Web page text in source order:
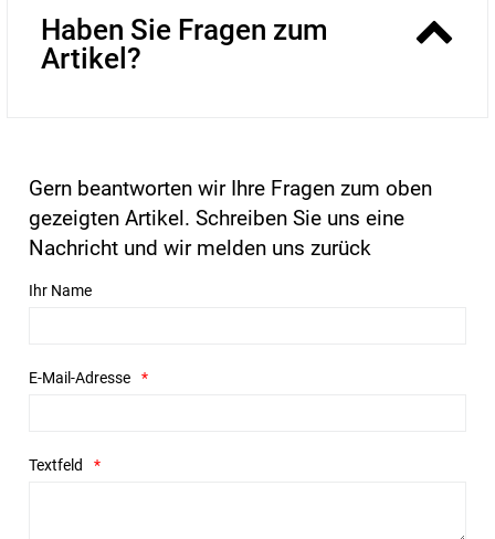
Haben Sie Fragen zum
Artikel?
Gern beantworten wir Ihre Fragen zum oben
gezeigten Artikel. Schreiben Sie uns eine
Nachricht und wir melden uns zurück
Ihr Name
E-Mail-Adresse
Textfeld